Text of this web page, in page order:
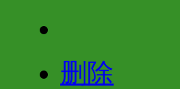
删除